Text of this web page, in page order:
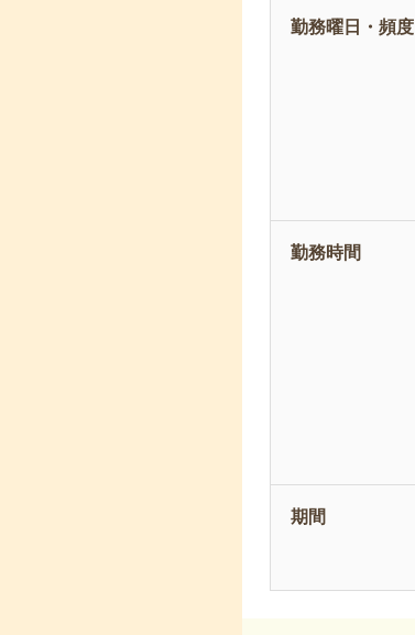
勤務曜日・頻度
勤務時間
期間